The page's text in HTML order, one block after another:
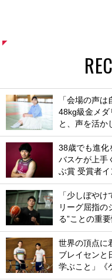
「会場の声
48kg級金メダ
と、声を活か
38歳でも進化
バスケが上手
ぶ賞 受賞者イ
「少しぼや
リーグ屈指の
る”ことの重要
世界の頂点に
ブレイセンと
学ぶこと」《